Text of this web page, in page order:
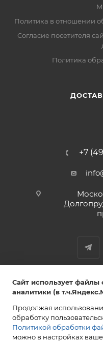
Политика в отношении
Согласие посетителя
Политика
+7
ИНН
2013-2026
Сайт использует
аналитики (в
Продолжая
обработку
Политикой обработки
можно в настройках